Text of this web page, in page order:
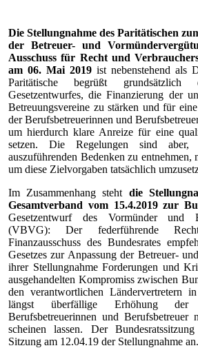
Die Stellungnahme des Paritätischen
der Betreuer- und
Ausschuss für Recht und
am 06. Mai 2019 ist nebenstehend als
Paritätische begrüßt
Gesetzentwurfes, die Finanzierung der
Betreuungsvereine zu stärken und für
der Berufsbetreuerinnen und
um hierdurch klare Anreize für eine
setzen. Die Regelungen sind aber,
auszuführenden Bedenken zu entnehmen,
um diese Zielvorgaben tatsächlich
Im Zusammenhang steht die
Gesamtverband vom 15.4.2019 zur
Gesetzentwurf des Vormünder und
(VBVG): Der federführende
Finanzausschuss des Bundesrates
Gesetzes zur Anpassung der Betreuer-
ihrer Stellungnahme Forderungen und
ausgehandelten Kompromiss zwischen
den verantwortlichen Ländervertretern
längst überfällige Erhöhung der
Berufsbetreuerinnen und Berufsbetreuer
scheinen lassen. Der
Sitzung am 12.04.19 der Stellungnahme an.